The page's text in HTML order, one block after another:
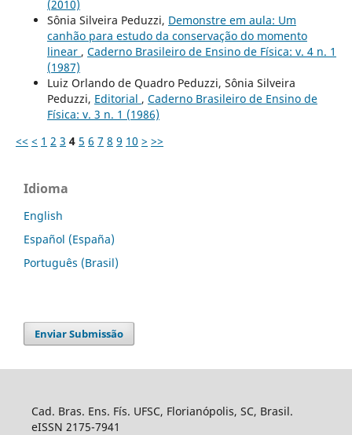
(2010)
Sônia Silveira Peduzzi, Demonstre em aula: Um
canhão para estudo da conservação do momento
linear , Caderno Brasileiro de Ensino de Física: v. 4 n. 1
(1987)
Luiz Orlando de Quadro Peduzzi, Sônia Silveira
Peduzzi, Editorial , Caderno Brasileiro de Ensino de
Física: v. 3 n. 1 (1986)
<< < 1 2 3 4 5 6 7 8 9 10 > >>
Idioma
English
Español (España)
Português (Brasil)
Enviar Submissão
Cad. Bras. Ens. Fís. UFSC, Florianópolis, SC, Brasil.
eISSN 2175-7941